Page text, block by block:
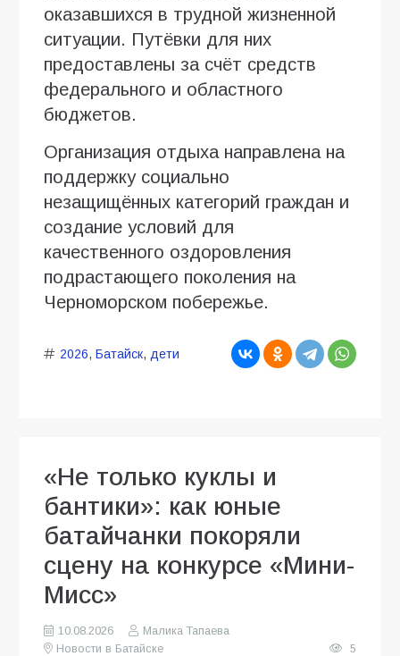
оказавшихся в трудной жизненной
ситуации. Путёвки для них
предоставлены за счёт средств
федерального и областного
бюджетов.
Организация отдыха направлена на
поддержку социально
незащищённых категорий граждан и
создание условий для
качественного оздоровления
подрастающего поколения на
Черноморском побережье.
2026, Батайск, дети
«Не только куклы и
бантики»: как юные
батайчанки покоряли
сцену на конкурсе «Мини-
Мисс»
10.08.2026
Малика Тапаева
Новости в Батайске
5